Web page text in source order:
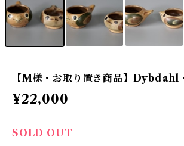
【M様・お取り置き商品】
¥22,000
SOLD OUT